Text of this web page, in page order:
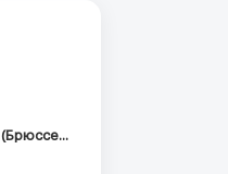
Бельгия (Брюссель)